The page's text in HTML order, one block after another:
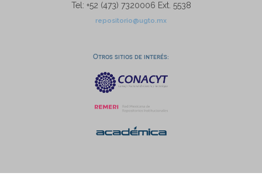
Tel: +52 (473) 7320006 Ext. 5538
repositorio@ugto.mx
Otros sitios de interés: